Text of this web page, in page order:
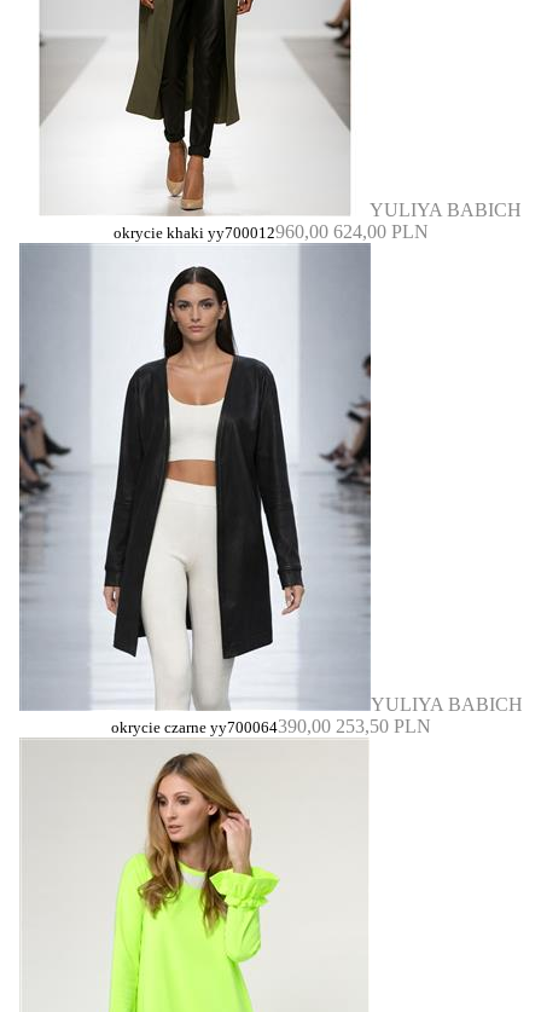
YULIYA BABICH
okrycie khaki yy700012960,00 624,00 PLN
YULIYA BABICH
okrycie czarne yy700064390,00 253,50 PLN